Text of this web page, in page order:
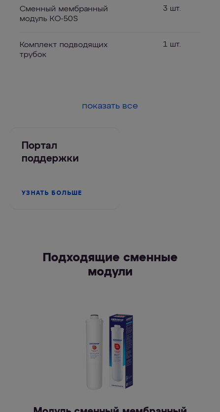
Сменный мембранный
модуль КО-50S
3 шт.
Комплект подводящих
трубок
1 шт.
показать все
Портал
поддержки
УЗНАТЬ БОЛЬШЕ
Подходящие сменные
модули